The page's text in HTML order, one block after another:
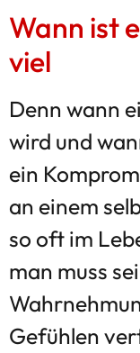
Wann ist
viel
Denn wann
wird und
ein
an einem
so oft im
man muss
Gefühlen